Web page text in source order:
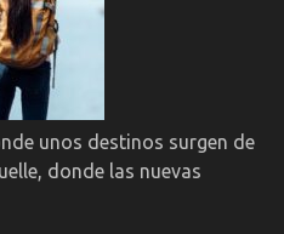
unos destinos surgen de
donde las nuevas